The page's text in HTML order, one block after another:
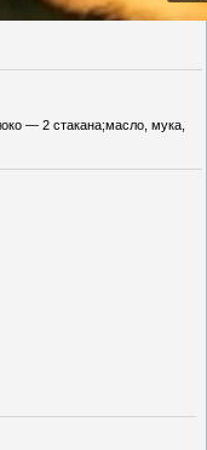
— 2 стакана;масло, мука,